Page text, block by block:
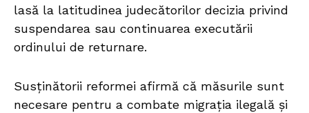
lasă la latitudinea judecătorilor decizia privind
suspendarea sau continuarea executării
ordinului de returnare.
Susținătorii reformei afirmă că măsurile sunt
necesare pentru a combate migrația ilegală și